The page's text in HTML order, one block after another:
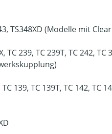
TS348XD (Modelle mit
239, TC 239T, TC 242, TC
139, TC 139T, TC 142, TC